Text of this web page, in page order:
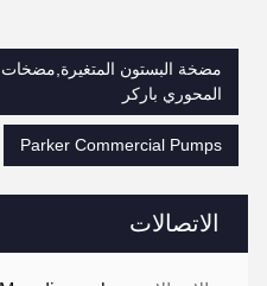
الاتصالات
مضخة البستون المتغيرة,مضخات
المحوري باركر
Parker Commercial Pumps